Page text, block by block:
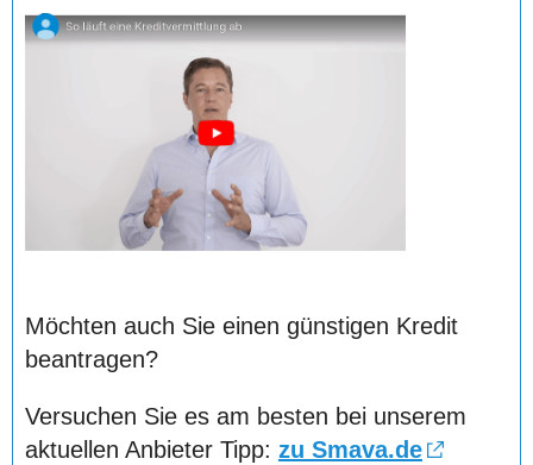
Möchten auch Sie einen günstigen Kredit
beantragen?
Versuchen Sie es am besten bei unserem
aktuellen Anbieter Tipp: zu Smava.de